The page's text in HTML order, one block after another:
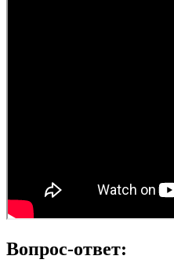
Вопрос-ответ: